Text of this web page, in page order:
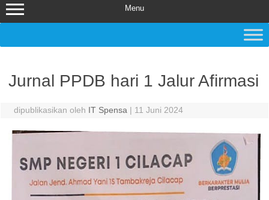
Menu
Jurnal PPDB hari 1 Jalur Afirmasi
dipublikasikan oleh IT Spensa | 11 Juni 2024